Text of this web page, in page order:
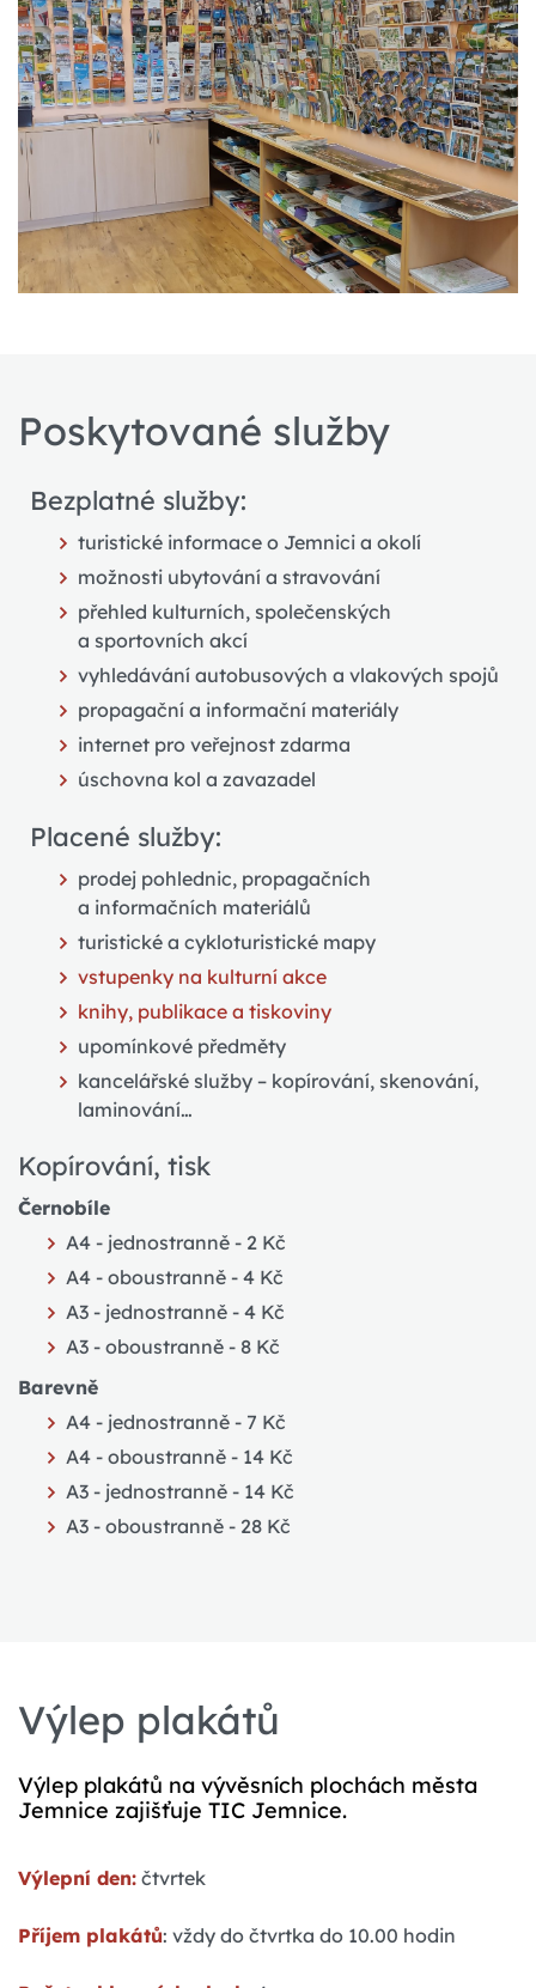
Poskytované služby
Bezplatné služby:
turistické informace o Jemnici a okolí
možnosti ubytování a stravování
přehled kulturních, společenských
a sportovních akcí
vyhledávání autobusových a vlakových spojů
propagační a informační materiály
internet pro veřejnost zdarma
úschovna kol a zavazadel
Placené služby:
prodej pohlednic, propagačních
a informačních materiálů
turistické a cykloturistické mapy
vstupenky na kulturní akce
knihy, publikace a tiskoviny
upomínkové předměty
kancelářské služby – kopírování, skenování,
laminování…
Kopírování, tisk
Černobíle
A4 - jednostranně - 2 Kč
A4 - oboustranně - 4 Kč
A3 - jednostranně - 4 Kč
A3 - oboustranně - 8 Kč
Barevně
A4 - jednostranně - 7 Kč
A4 - oboustranně - 14 Kč
A3 - jednostranně - 14 Kč
A3 - oboustranně - 28 Kč
Výlep plakátů
Výlep plakátů na vývěsních plochách města
Jemnice zajišťuje TIC Jemnice.
Výlepní den: čtvrtek
Příjem plakátů: vždy do čtvrtka do 10.00 hodin